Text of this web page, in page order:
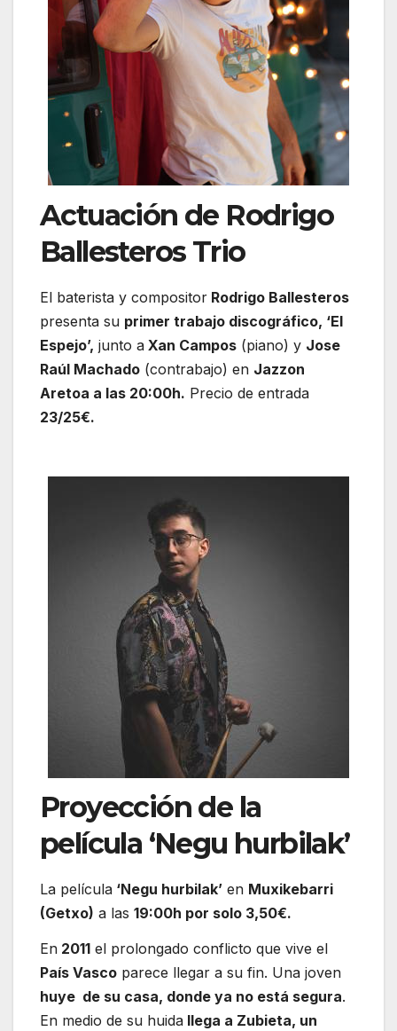
Actuación de Rodrigo
Ballesteros Trio
El baterista y compositor Rodrigo Ballesteros
presenta su primer trabajo discográfico, ‘El
Espejo’, junto a Xan Campos (piano) y Jose
Raúl Machado (contrabajo) en Jazzon
Aretoa a las 20:00h. Precio de entrada
23/25€.
Proyección de la
película ‘Negu hurbilak’
La película ‘Negu hurbilak’ en Muxikebarri
(Getxo) a las 19:00h por solo 3,50€.
En 2011 el prolongado conflicto que vive el
País Vasco parece llegar a su fin. Una joven
huye de su casa, donde ya no está segura.
En medio de su huida llega a Zubieta, un